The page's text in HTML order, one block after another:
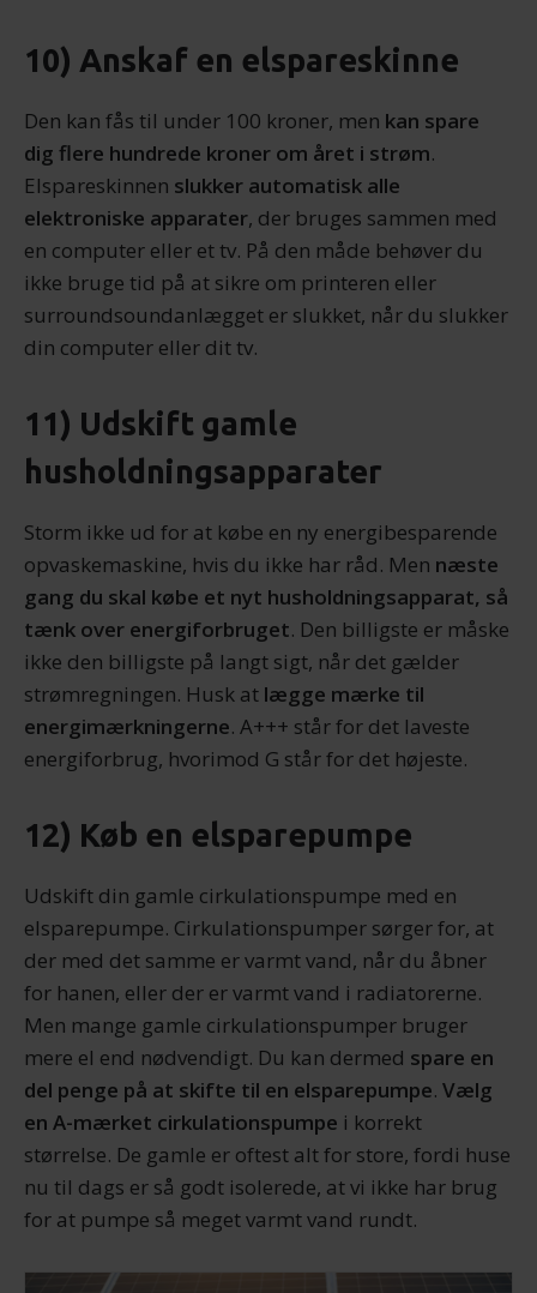
10) Anskaf en elspareskinne
Den kan fås til under 100 kroner, men kan spare
dig flere hundrede kroner om året i strøm.
Elspareskinnen slukker automatisk alle
elektroniske apparater, der bruges sammen med
en computer eller et tv. På den måde behøver du
ikke bruge tid på at sikre om printeren eller
surroundsoundanlægget er slukket, når du slukker
din computer eller dit tv.
11) Udskift gamle
husholdningsapparater
Storm ikke ud for at købe en ny energibesparende
opvaskemaskine, hvis du ikke har råd. Men næste
gang du skal købe et nyt husholdningsapparat, så
tænk over energiforbruget. Den billigste er måske
ikke den billigste på langt sigt, når det gælder
strømregningen. Husk at lægge mærke til
energimærkningerne. A+++ står for det laveste
energiforbrug, hvorimod G står for det højeste.
12) Køb en elsparepumpe
Udskift din gamle cirkulationspumpe med en
elsparepumpe. Cirkulationspumper sørger for, at
der med det samme er varmt vand, når du åbner
for hanen, eller der er varmt vand i radiatorerne.
Men mange gamle cirkulationspumper bruger
mere el end nødvendigt. Du kan dermed spare en
del penge på at skifte til en elsparepumpe. Vælg
en A-mærket cirkulationspumpe i korrekt
størrelse. De gamle er oftest alt for store, fordi huse
nu til dags er så godt isolerede, at vi ikke har brug
for at pumpe så meget varmt vand rundt.